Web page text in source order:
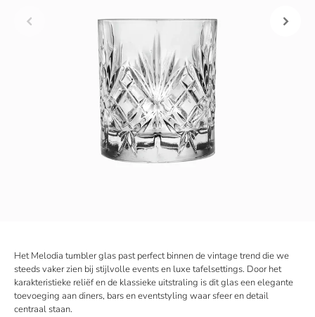
HetMelodia tumbler glas past perfect binnen de vintage trend die we
steeds vaker zien bij stijlvolle events en luxe tafelsettings. Door het
karakteristieke reliëf en de klassieke uitstraling is dit glas een elegante
toevoeging aan diners, bars en eventstyling waar sfeer en detail
centraal staan.